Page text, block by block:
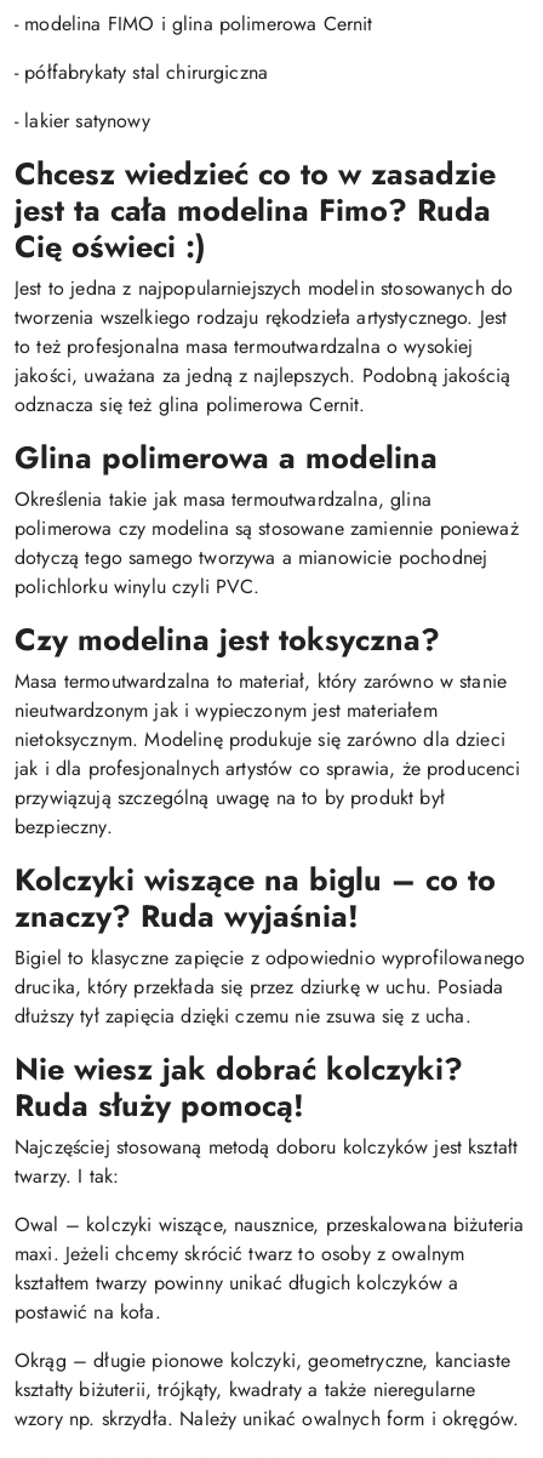
- modelina FIMO i glina polimerowa Cernit
- półfabrykaty stal chirurgiczna
- lakier satynowy
Chcesz wiedzieć co to w zasadzie
jest ta cała modelina Fimo? Ruda
Cię oświeci :)
Jest to jedna z najpopularniejszych modelin stosowanych do
tworzenia wszelkiego rodzaju rękodzieła artystycznego. Jest
to też profesjonalna masa termoutwardzalna o wysokiej
jakości, uważana za jedną z najlepszych. Podobną jakością
odznacza się też glina polimerowa Cernit.
Glina polimerowa a modelina
Określenia takie jak masa termoutwardzalna, glina
polimerowa czy modelina są stosowane zamiennie ponieważ
dotyczą tego samego tworzywa a mianowicie pochodnej
polichlorku winylu czyli PVC.
Czy modelina jest toksyczna?
Masa termoutwardzalna to materiał, który zarówno w stanie
nieutwardzonym jak i wypieczonym jest materiałem
nietoksycznym. Modelinę produkuje się zarówno dla dzieci
jak i dla profesjonalnych artystów co sprawia, że producenci
przywiązują szczególną uwagę na to by produkt był
bezpieczny.
Kolczyki wiszące na biglu – co to
znaczy? Ruda wyjaśnia!
Bigiel to klasyczne zapięcie z odpowiednio wyprofilowanego
drucika, który przekłada się przez dziurkę w uchu. Posiada
dłuższy tył zapięcia dzięki czemu nie zsuwa się z ucha.
Nie wiesz jak dobrać kolczyki?
Ruda służy pomocą!
Najczęściej stosowaną metodą doboru kolczyków jest kształt
twarzy. I tak:
Owal – kolczyki wiszące, nausznice, przeskalowana biżuteria
maxi. Jeżeli chcemy skrócić twarz to osoby z owalnym
kształtem twarzy powinny unikać długich kolczyków a
postawić na koła.
Okrąg – długie pionowe kolczyki, geometryczne, kanciaste
kształty biżuterii, trójkąty, kwadraty a także nieregularne
wzory np. skrzydła. Należy unikać owalnych form i okręgów.